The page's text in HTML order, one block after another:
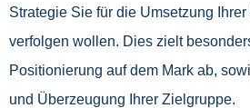
Strategie Sie für die Umsetzung
verfolgen wollen. Dies zielt
Positionierung auf dem Mark ab,
und Überzeugung Ihrer Zielgruppe.